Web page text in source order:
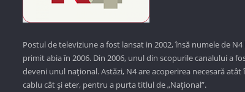
Postul de televiziune a fost lansat in 2002, însă numele de N4
primit abia în 2006. Din 2006, unul din scopurile canalului a
deveni unul național. Astăzi, N4 are acoperirea necesară atât
cablu cât și eter, pentru a purta titlul de „Național”.